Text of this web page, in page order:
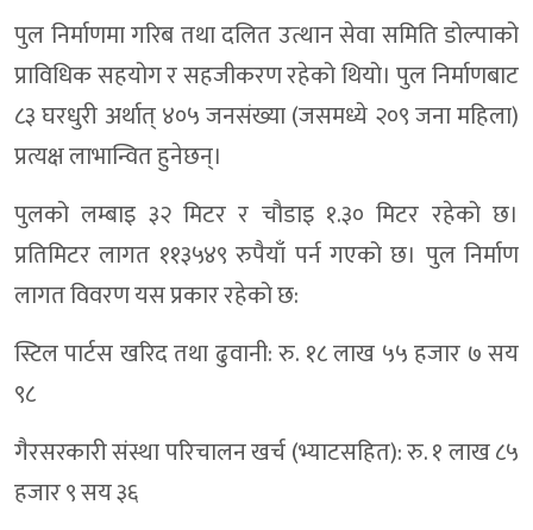
पुल निर्माणमा गरिब तथा दलित उत्थान सेवा समिति डोल्पाको
प्राविधिक सहयोग र सहजीकरण रहेको थियो। पुल निर्माणबाट
८३ घरधुरी अर्थात् ४०५ जनसंख्या (जसमध्ये २०९ जना महिला)
प्रत्यक्ष लाभान्वित हुनेछन्।
पुलको लम्बाइ ३२ मिटर र चौडाइ १.३० मिटर रहेको छ।
प्रतिमिटर लागत ११३५४९ रुपैयाँ पर्न गएको छ। पुल निर्माण
लागत विवरण यस प्रकार रहेको छ:
स्टिल पार्टस खरिद तथा ढुवानी: रु. १८ लाख ५५ हजार ७ सय
९८
गैरसरकारी संस्था परिचालन खर्च (भ्याटसहित): रु. १ लाख ८५
हजार ९ सय ३६